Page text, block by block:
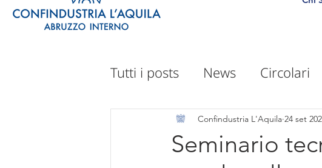
Tutti i posts News Circolari
Sportello Mepa
Seminario
Confindustria L'Aquila 24 set